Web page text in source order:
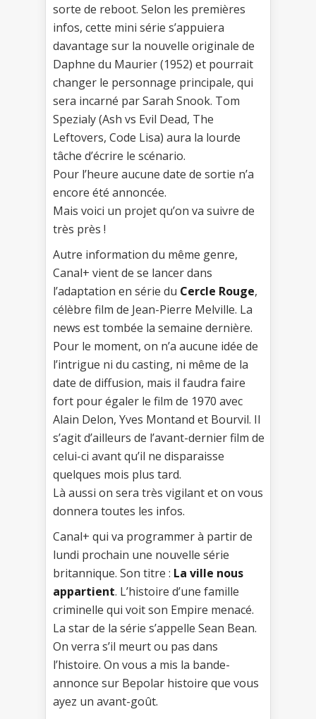
sorte de reboot. Selon les premières
infos, cette mini série s’appuiera
davantage sur la nouvelle originale de
Daphne du Maurier (1952) et pourrait
changer le personnage principale, qui
sera incarné par Sarah Snook. Tom
Spezialy (Ash vs Evil Dead, The
Leftovers, Code Lisa) aura la lourde
tâche d’écrire le scénario.
Pour l’heure aucune date de sortie n’a
encore été annoncée.
Mais voici un projet qu’on va suivre de
très près !
Autre information du même genre,
Canal+ vient de se lancer dans
l’adaptation en série du Cercle Rouge,
célèbre film de Jean-Pierre Melville. La
news est tombée la semaine dernière.
Pour le moment, on n’a aucune idée de
l’intrigue ni du casting, ni même de la
date de diffusion, mais il faudra faire
fort pour égaler le film de 1970 avec
Alain Delon, Yves Montand et Bourvil. Il
s’agit d’ailleurs de l’avant-dernier film de
celui-ci avant qu’il ne disparaisse
quelques mois plus tard.
Là aussi on sera très vigilant et on vous
donnera toutes les infos.
Canal+ qui va programmer à partir de
lundi prochain une nouvelle série
britannique. Son titre : La ville nous
appartient. L’histoire d’une famille
criminelle qui voit son Empire menacé.
La star de la série s’appelle Sean Bean.
On verra s’il meurt ou pas dans
l’histoire. On vous a mis la bande-
annonce sur Bepolar histoire que vous
ayez un avant-goût.